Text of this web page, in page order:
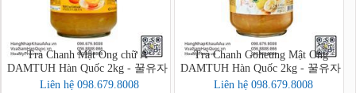
Trà Chanh Mật Ong chữ A
DAMTUH Hàn Quốc 2kg - 꿀유자
차A
Liên hệ 098.679.8008
Trà Chanh Goheung Mật Ong
DAMTUH Hàn Quốc 2kg - 꿀유자
차
Liên hệ 098.679.8008